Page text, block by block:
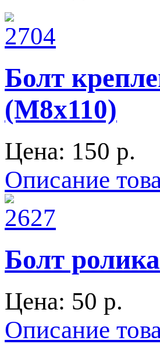
Болт
(М8х110)
Цена: 150 p.
Описание
Болт
Цена: 50 p.
Описание